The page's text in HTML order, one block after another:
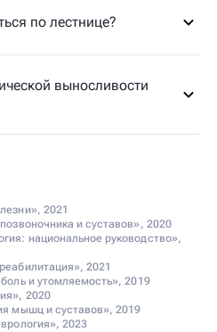
по лестнице?
выносливости
2021
и суставов», 2020
национальное руководство»,
2021
и утомляемость», 2019
2020
мышц и суставов», 2019
2023